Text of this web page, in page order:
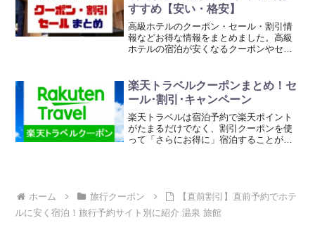
すすめ【安い・格安】
高級ホテルのクーポン・セール・割引情
報などお得な情報をまとめました。高級
ホテルの宿泊が安くなるクーポンやセー
めていますので、格安・安くなった高級
ホテルを簡単に探すことが...
楽天トラベルクーポンまとめ！セ
ール･割引･キャンペーン
楽天トラベルは宿泊予約で楽天ポイント
がたまるだけでなく、割引クーポンを使
って「さらにお得に」宿泊することがで
ホーム
旅行クーポン
【直前割引】直前予約でホテ
ルに安く宿泊！旅行予約サイト別に紹介 温泉 旅館